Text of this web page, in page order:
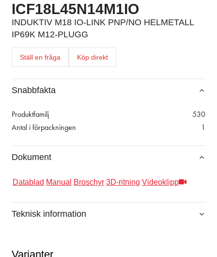
ICF18L45N14M1IO
INDUKTIV M18 IO-LINK PNP/NO HELMETALL
IP69K M12-PLUGG
Ställ en fråga Köp direkt
Snabbfakta
Produktfamilj
530
Antal i förpackningen
1
Dokument
Datablad Manual Broschyr 3D-ritning Videoklipp
Teknisk information
Varianter